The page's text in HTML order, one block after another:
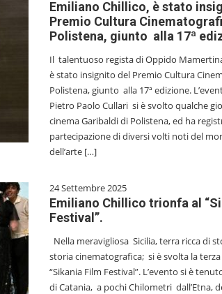
Emiliano Chillico, è stato
Premio Cultura
Polistena, giunto alla 17ª
Il talentuoso regista di Oppido
è stato insignito del Premio Cultura
Polistena, giunto alla 17ª edizione.
Pietro Paolo Cullari si è svolto qualche
cinema Garibaldi di Polistena, ed ha
partecipazione di diversi volti noti del
dell’arte […]
24 Settembre 2025
Emiliano Chillico trionfa al
Festival”.
Nella meravigliosa Sicilia, terra ricca di
storia cinematografica; si è svolta la
“Sikania Film Festival”. L’evento si è
di Catania, a pochi Chilometri dall’Etna,